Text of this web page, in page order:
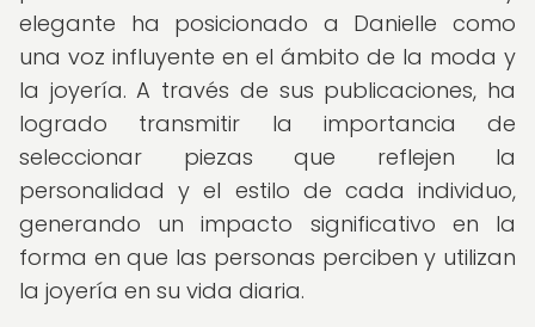
elegante ha posicionado a Danielle como
una voz influyente en el ámbito de la moda y
la joyería. A través de sus publicaciones, ha
logrado transmitir la importancia de
seleccionar piezas que reflejen la
personalidad y el estilo de cada individuo,
generando un impacto significativo en la
forma en que las personas perciben y utilizan
la joyería en su vida diaria.